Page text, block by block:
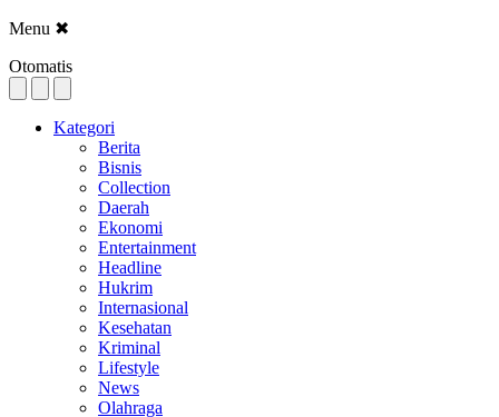
Menu ✖
Otomatis
Kategori
Berita
Bisnis
Collection
Daerah
Ekonomi
Entertainment
Headline
Hukrim
Internasional
Kesehatan
Kriminal
Lifestyle
News
Olahraga